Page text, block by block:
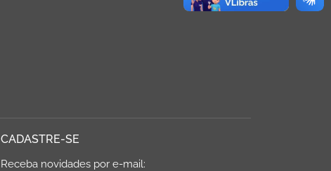
CADASTRE-SE
Receba novidades por e-mail: